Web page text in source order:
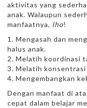
aktivitas yang
anak. Walaupun
manfaatnya, lho!
Mengasah dan
halus anak.
Melatih koordinasi
Melatih konsentrasi
Mengembangkan
Dengan manfaat di
cepat dalam belajar